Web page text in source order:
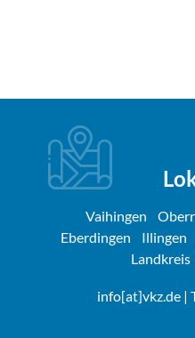
Vaihingen
Eberdingen
Illingen
Landkreis
info[at]vkz.de|